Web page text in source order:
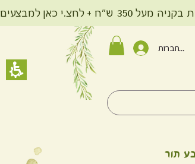
כאן למבצעים
להתחברות
תור